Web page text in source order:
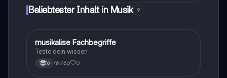
Beliebtester Inhalt in Musik 9
MMusik
musikalise Fachbegriffe
Teste dein wissen
6 736 0